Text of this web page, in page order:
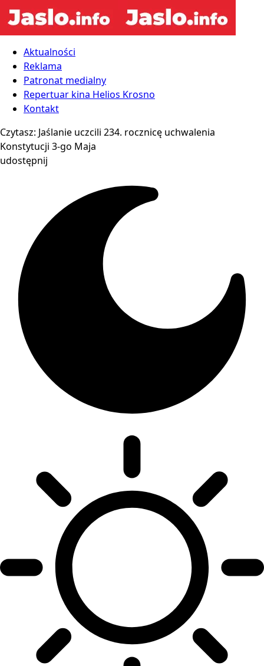
Aktualności
Reklama
Patronat medialny
Repertuar kina Helios Krosno
Kontakt
Czytasz: Jaślanie uczcili 234. rocznicę uchwalenia
Konstytucji 3-go Maja
udostępnij